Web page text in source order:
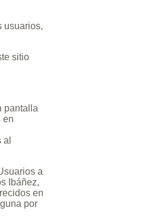
usuarios,
sitio
pantalla
en
a
Ibáñez,
en
por